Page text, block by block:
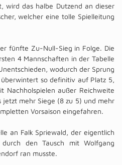
wird das halbe Dutzend an dieser
welcher eine tolle Spielleitung
fünfte Zu-Null-Sieg in Folge. Die
4 Mannschaften in der Tabelle
wodurch der Sprung
so definitiv auf Platz 5,
Nachholspielen außer Reichweite
jetzt mehr Siege (8 zu 5) und mehr
Vorsaison eingefahren.
an Falk Spriewald, der eigentlich
den Tausch mit Wolfgang
ran musste.